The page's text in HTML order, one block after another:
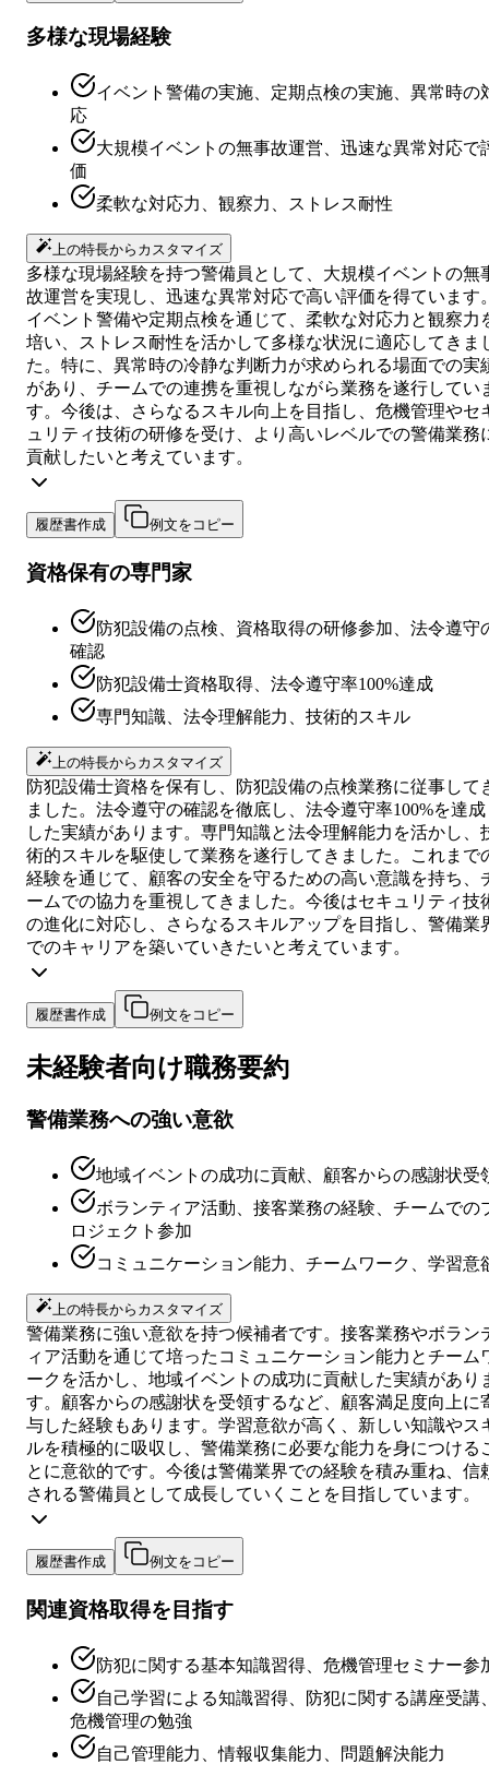
多様な現場経験
イベント警備の実施、定期点検の実施、異常時の
応
大規模イベントの無事故運営、迅速な異常対応で
価
柔軟な対応力、観察力、ストレス耐性
上の特長からカスタマイズ
多様な現場経験を持つ警備員として、大規模イベントの無
故運営を実現し、迅速な異常対応で高い評価を得ています
イベント警備や定期点検を通じて、柔軟な対応力と観察力
培い、ストレス耐性を活かして多様な状況に適応してきま
た。特に、異常時の冷静な判断力が求められる場面での実
があり、チームでの連携を重視しながら業務を遂行してい
す。今後は、さらなるスキル向上を目指し、危機管理やセ
ュリティ技術の研修を受け、より高いレベルでの警備業務
貢献したいと考えています。
履歴書作成 例文をコピー
資格保有の専門家
防犯設備の点検、資格取得の研修参加、法令遵守
確認
防犯設備士資格取得、法令遵守率100%達成
専門知識、法令理解能力、技術的スキル
上の特長からカスタマイズ
防犯設備士資格を保有し、防犯設備の点検業務に従事して
ました。法令遵守の確認を徹底し、法令遵守率100%を達成
した実績があります。専門知識と法令理解能力を活かし、
術的スキルを駆使して業務を遂行してきました。これまで
経験を通じて、顧客の安全を守るための高い意識を持ち、
ームでの協力を重視してきました。今後はセキュリティ技
の進化に対応し、さらなるスキルアップを目指し、警備業
でのキャリアを築いていきたいと考えています。
履歴書作成 例文をコピー
未経験者向け職務要約
警備業務への強い意欲
地域イベントの成功に貢献、顧客からの感謝状受
ボランティア活動、接客業務の経験、チームでの
ロジェクト参加
コミュニケーション能力、チームワーク、学習意
上の特長からカスタマイズ
警備業務に強い意欲を持つ候補者です。接客業務やボラン
ィア活動を通じて培ったコミュニケーション能力とチーム
ークを活かし、地域イベントの成功に貢献した実績があり
す。顧客からの感謝状を受領するなど、顧客満足度向上に
与した経験もあります。学習意欲が高く、新しい知識やス
ルを積極的に吸収し、警備業務に必要な能力を身につける
とに意欲的です。今後は警備業界での経験を積み重ね、信
される警備員として成長していくことを目指しています。
履歴書作成 例文をコピー
関連資格取得を目指す
防犯に関する基本知識習得、危機管理セミナー参
自己学習による知識習得、防犯に関する講座受講
危機管理の勉強
自己管理能力、情報収集能力、問題解決能力